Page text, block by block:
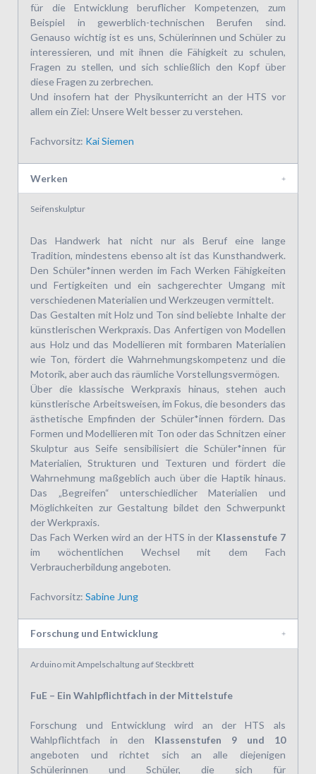
für die Entwicklung beruflicher Kompetenzen, zum
Beispiel in gewerblich-technischen Berufen sind.
Genauso wichtig ist es uns, Schülerinnen und Schüler zu
interessieren, und mit ihnen die Fähigkeit zu schulen,
Fragen zu stellen, und sich schließlich den Kopf über
diese Fragen zu zerbrechen.
Und insofern hat der Physikunterricht an der HTS vor
allem ein Ziel: Unsere Welt besser zu verstehen.
Fachvorsitz: Kai Siemen
Werken
Seifenskulptur
Das Handwerk hat nicht nur als Beruf eine lange
Tradition, mindestens ebenso alt ist das Kunsthandwerk.
Den Schüler*innen werden im Fach Werken Fähigkeiten
und Fertigkeiten und ein sachgerechter Umgang mit
verschiedenen Materialien und Werkzeugen vermittelt.
Das Gestalten mit Holz und Ton sind beliebte Inhalte der
künstlerischen Werkpraxis. Das Anfertigen von Modellen
aus Holz und das Modellieren mit formbaren Materialien
wie Ton, fördert die Wahrnehmungs­kompetenz und die
Motorik, aber auch das räumliche Vorstellungsvermögen.
Über die klassische Werkpraxis hinaus, stehen auch
künstlerische Arbeitsweisen, im Fokus, die besonders das
ästhetische Empfinden der Schüler*innen fördern. Das
Formen und Modellieren mit Ton oder das Schnitzen einer
Skulptur aus Seife sensibilisiert die Schüler*innen für
Materialien, Strukturen und Texturen und fördert die
Wahrnehmung maßgeblich auch über die Haptik hinaus.
Das „Begreifen“ unterschiedlicher Materialien und
Möglichkeiten zur Gestaltung bildet den Schwerpunkt
der Werkpraxis.
Das Fach Werken wird an der HTS in der Klassenstufe 7
im wöchentlichen Wechsel mit dem Fach
Verbraucherbildung angeboten.
Fachvorsitz:Sabine Jung
Forschung und Entwicklung
Arduino mit Ampelschaltung auf Steckbrett
FuE – Ein Wahlpflichtfach in der Mittelstufe
Forschung und Entwicklung wird an der HTS als
Wahlpflichtfach in den Klassenstufen 9 und 10
angeboten und richtet sich an alle diejenigen
Schülerinnen und Schüler, die sich für